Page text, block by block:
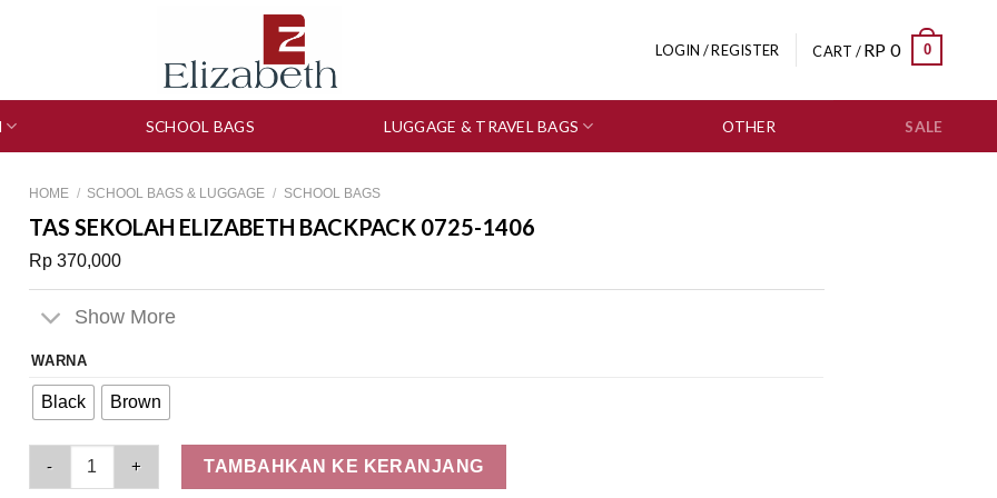
LOGIN / REGISTER CART /RP 0 0
SCHOOL BAGS LUGGAGE & TRAVEL BAGS OTHER SALE
HOME / SCHOOL BAGS & LUGGAGE / SCHOOL BAGS
TAS SEKOLAH ELIZABETH BACKPACK 0725-1406
Rp 370,000
Show More
WARNA
Black Brown
Tas Sekolah Elizabeth Backpack 0725-1406 quantity
TAMBAHKAN KE KERANJANG